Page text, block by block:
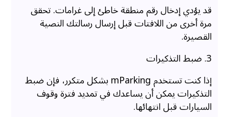
قد يؤدي إدخال رقم منطقة خاطئ إلى غرامات. تحقق
مرة أخرى من اللافتات قبل إرسال رسالتك النصية
القصيرة.
3. ضبط التذكيرات
إذا كنت تستخدم mParking بشكل متكرر، فإن ضبط
التذكيرات يمكن أن يساعدك في تمديد فترة وقوف
السيارات قبل انتهائها.